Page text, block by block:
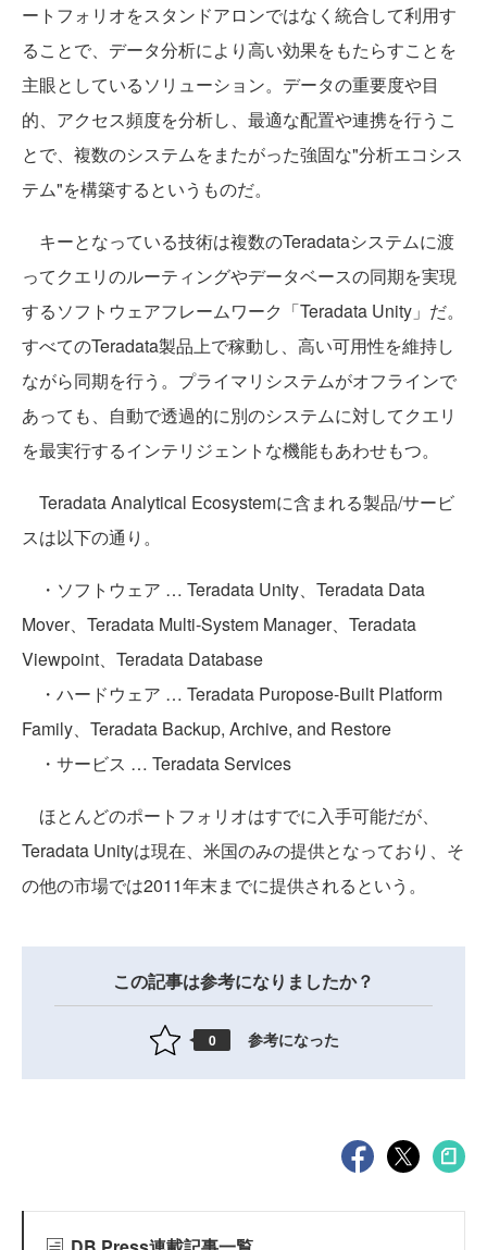
ートフォリオをスタンドアロンではなく統合して利用す
ることで、データ分析により高い効果をもたらすことを
主眼としているソリューション。データの重要度や目
的、アクセス頻度を分析し、最適な配置や連携を行うこ
とで、複数のシステムをまたがった強固な"分析エコシス
テム"を構築するというものだ。
キーとなっている技術は複数のTeradataシステムに渡
ってクエリのルーティングやデータベースの同期を実現
するソフトウェアフレームワーク「Teradata Unity」だ。
すべてのTeradata製品上で稼動し、高い可用性を維持し
ながら同期を行う。プライマリシステムがオフラインで
あっても、自動で透過的に別のシステムに対してクエリ
を最実行するインテリジェントな機能もあわせもつ。
Teradata Analytical Ecosystemに含まれる製品/サービ
スは以下の通り。
・ソフトウェア … Teradata Unity、Teradata Data
Mover、Teradata Multi-System Manager、Teradata
Viewpoint、Teradata Database
・ハードウェア … Teradata Puropose-Built Platform
Family、Teradata Backup, Archive, and Restore
・サービス … Teradata Services
ほとんどのポートフォリオはすでに入手可能だが、
Teradata Unityは現在、米国のみの提供となっており、そ
の他の市場では2011年末までに提供されるという。
この記事は参考になりましたか？
0 参考になった